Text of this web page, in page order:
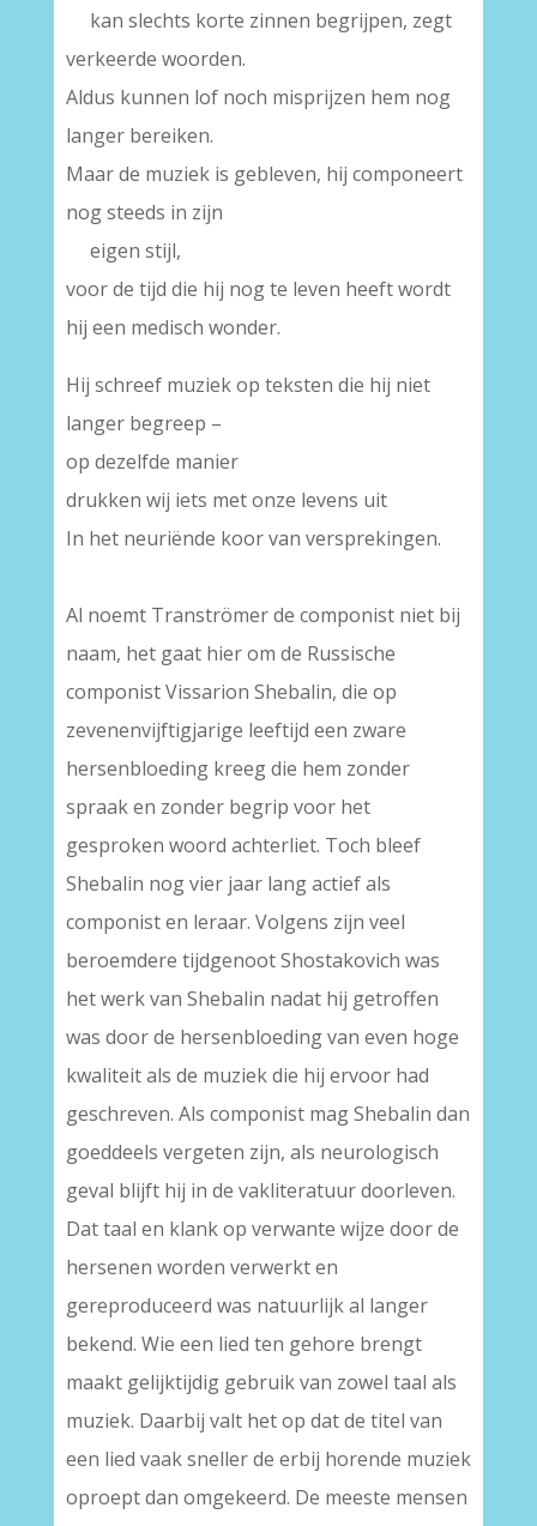
kan slechts korte zinnen begrijpen, zegt
verkeerde woorden.
Aldus kunnen lof noch misprijzen hem nog
langer bereiken.
Maar de muziek is gebleven, hij componeert
nog steeds in zijn
eigen stijl,
voor de tijd die hij nog te leven heeft wordt
hij een medisch wonder.
Hij schreef muziek op teksten die hij niet
langer begreep –
op dezelfde manier
drukken wij iets met onze levens uit
In het neuriënde koor van versprekingen.
Al noemt Tranströmer de componist niet bij
naam, het gaat hier om de Russische
componist Vissarion Shebalin, die op
zevenenvijftigjarige leeftijd een zware
hersenbloeding kreeg die hem zonder
spraak en zonder begrip voor het
gesproken woord achterliet. Toch bleef
Shebalin nog vier jaar lang actief als
componist en leraar. Volgens zijn veel
beroemdere tijdgenoot Shostakovich was
het werk van Shebalin nadat hij getroffen
was door de hersenbloeding van even hoge
kwaliteit als de muziek die hij ervoor had
geschreven. Als componist mag Shebalin dan
goeddeels vergeten zijn, als neurologisch
geval blijft hij in de vakliteratuur doorleven.
Dat taal en klank op verwante wijze door de
hersenen worden verwerkt en
gereproduceerd was natuurlijk al langer
bekend. Wie een lied ten gehore brengt
maakt gelijktijdig gebruik van zowel taal als
muziek. Daarbij valt het op dat de titel van
een lied vaak sneller de erbij horende muziek
oproept dan omgekeerd. De meeste mensen